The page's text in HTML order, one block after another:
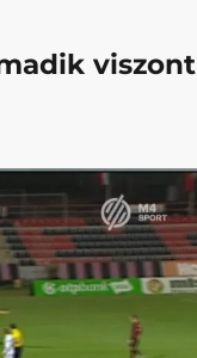
viszont